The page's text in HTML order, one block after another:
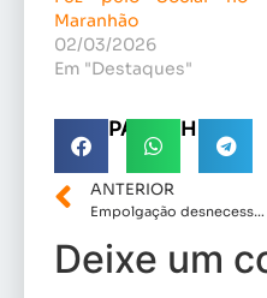
Maranhão
02/03/2026
Em "Destaques"
COMPARTILHE!
ANTERIOR
Empolgação desnecessária : Flávia Berthier pode viver momentos de frustração por falta de humildade na política.
Deixe um